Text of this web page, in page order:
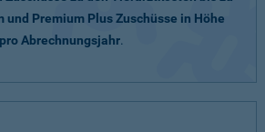
und Premium Plus Zuschüsse in Höhe
Abrechnungsjahr.